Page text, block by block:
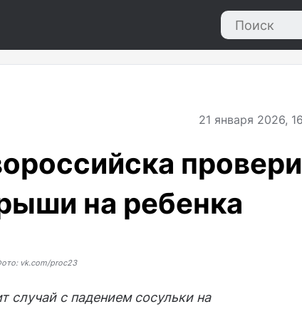
21 января 2026,
на ребенка
vk.com/proc23
случай с падением сосульки на